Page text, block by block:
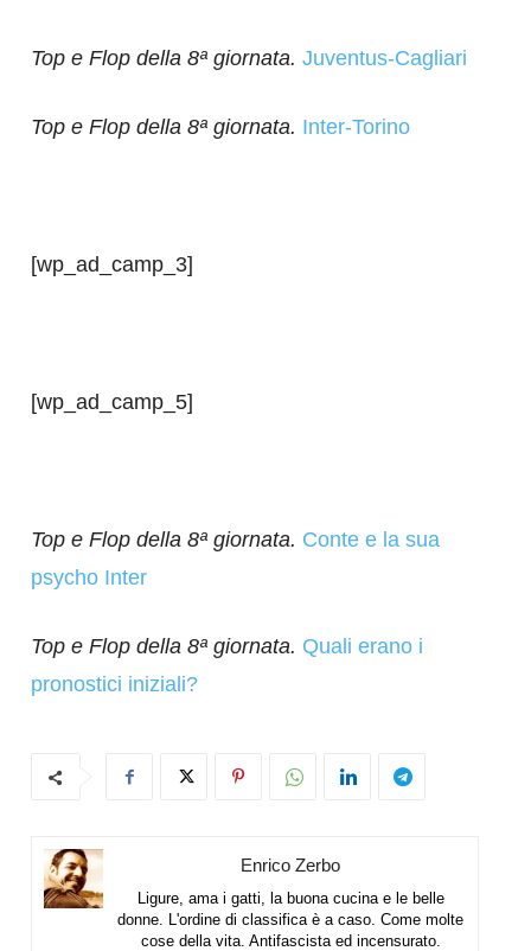
Top e Flop della 8ª giornata. Juventus-Cagliari
Top e Flop della 8ª giornata. Inter-Torino
[wp_ad_camp_3]
[wp_ad_camp_5]
Top e Flop della 8ª giornata. Conte e la sua
psycho Inter
Top e Flop della 8ª giornata. Quali erano i
pronostici iniziali?
Enrico Zerbo
Ligure, ama i gatti, la buona cucina e le belle
donne. L'ordine di classifica è a caso. Come molte
cose della vita. Antifascista ed incensurato.